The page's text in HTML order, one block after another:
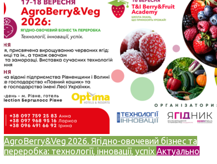
AgroBerry&Veg 2026. Ягідно-овочевий бізнес та
переробка: технології, інновації, успіх Актуально